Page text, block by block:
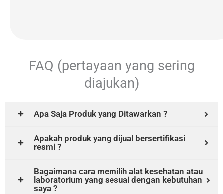
FAQ (pertayaan yang sering
diajukan)
Apa Saja Produk yang Ditawarkan ?
Apakah produk yang dijual bersertifikasi
resmi ?
Bagaimana cara memilih alat kesehatan atau
laboratorium yang sesuai dengan kebutuhan
saya ?